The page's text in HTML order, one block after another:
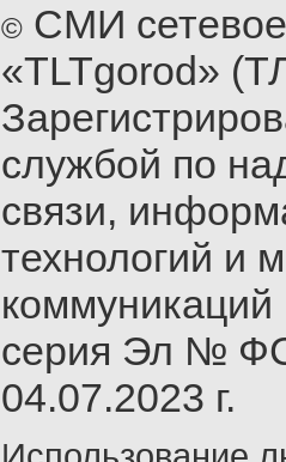
© СМИ
«TLTgorod»
службой по
связи,
технологий и
серия Эл №
04.07.2023 г.